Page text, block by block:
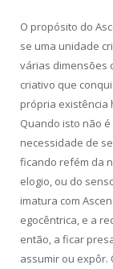
O propósito do
se uma unidade
várias dimensões
criativo que
própria existência
Quando isto não
necessidade de
ficando refém da
elogio, ou do
imatura com
egocêntrica, e a
então, a ficar
assumir ou expôr.